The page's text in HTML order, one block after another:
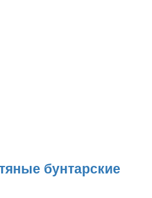
бунтарские